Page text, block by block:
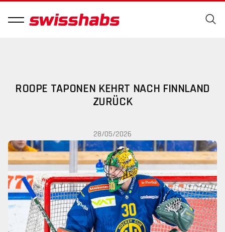
ROOPE TAPONEN KEHRT NACH FINNLAND
ZURÜCK
28/05/2026